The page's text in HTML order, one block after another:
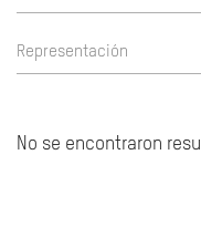
Representación
No se encontraron